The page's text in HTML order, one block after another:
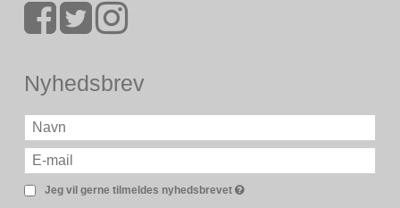
Nyhedsbrev
Jeg vil gerne tilmeldes nyhedsbrevet